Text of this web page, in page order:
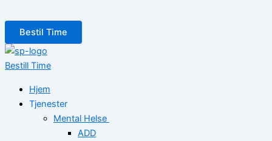
Bestil Time
Bestill Time
Hjem
Tjenester
Mental Helse
ADD